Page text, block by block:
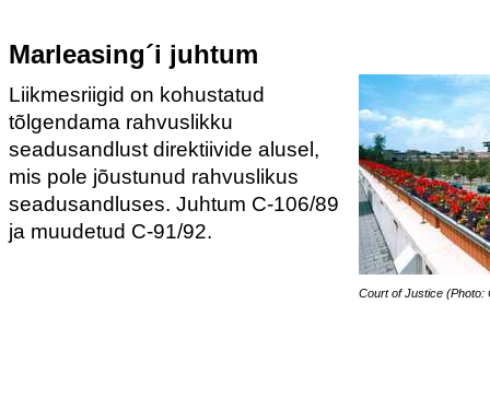
Marleasing´i juhtum
Court of Justice (Photo:
Liikmesriigid on kohustatud
tõlgendama rahvuslikku
seadusandlust direktiivide alusel,
mis pole jõustunud rahvuslikus
seadusandluses. Juhtum C-106/89
ja muudetud C-91/92.